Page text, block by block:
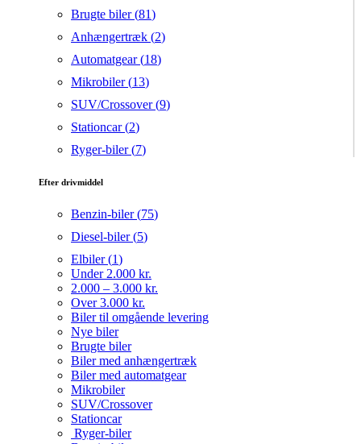
Brugte biler (81)
Anhængertræk (2)
Automatgear (18)
Mikrobiler (13)
SUV/Crossover (9)
Stationcar (2)
Ryger-biler (7)
Efter drivmiddel
Benzin-biler (75)
Diesel-biler (5)
Elbiler (1)
Under 2.000 kr.
2.000 – 3.000 kr.
Over 3.000 kr.
Biler til omgående levering
Nye biler
Brugte biler
Biler med anhængertræk
Biler med automatgear
Mikrobiler
SUV/Crossover
Stationcar
Ryger-biler